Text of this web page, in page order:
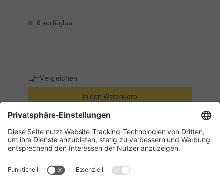
8 verfügbar
Vergleichen
In den Warenkorb
Informationen